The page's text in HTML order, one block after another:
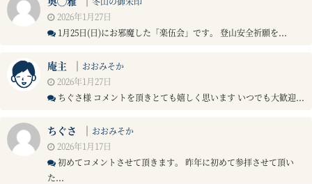
2026年1月27日
1月25日(日)にお邪魔した「楽伍会」です。 登山安全祈願を...
庵主 ｜ おおみそか
2026年1月27日
ちぐさ様 コメントを頂きとても嬉しく思います いつでも大歓迎...
ちぐさ ｜ おおみそか
2026年1月17日
初めてコメントさせて頂きます。 昨年に初めて参拝させて頂い
た...